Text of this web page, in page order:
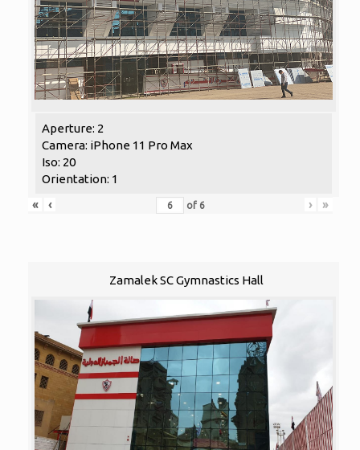
Aperture: 2
Camera: iPhone 11 Pro Max
Iso: 20
Orientation: 1
«
‹ of 6 › »
Zamalek SC Gymnastics Hall